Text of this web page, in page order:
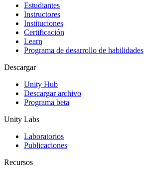
Estudiantes
Instructores
Instituciones
Certificación
Learn
Programa de desarrollo de habilidades
Descargar
Unity Hub
Descargar archivo
Programa beta
Unity Labs
Laboratorios
Publicaciones
Recursos